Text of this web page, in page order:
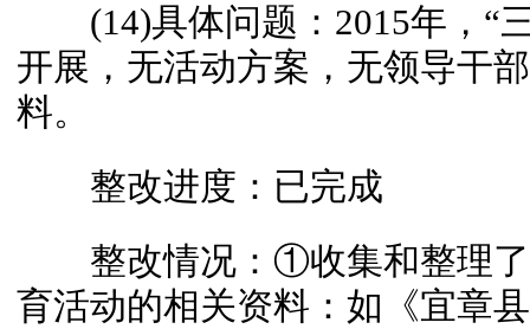
(14)具体问题：2015年，“
开展，无活动方案，无领导干
料。
整改进度：已完成
整改情况：①收集和整理了
育活动的相关资料：如《宜章